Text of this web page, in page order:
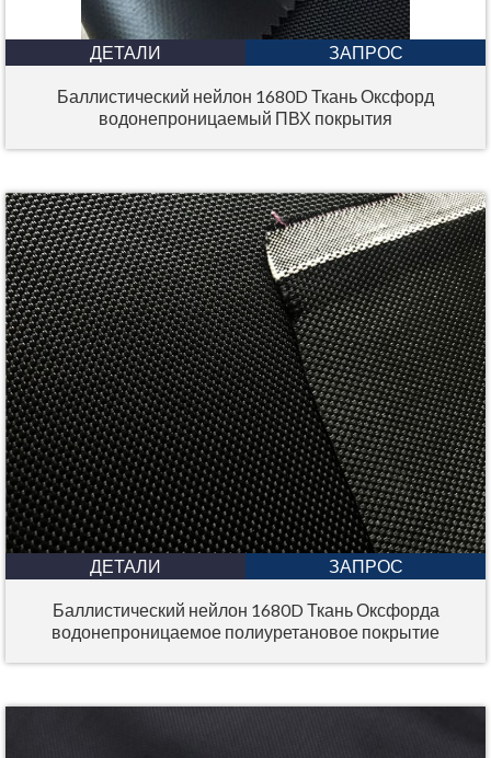
ДЕТАЛИ ЗАПРОС
Баллистический нейлон 1680D Ткань Оксфорд
водонепроницаемый ПВХ покрытия
ДЕТАЛИ ЗАПРОС
Баллистический нейлон 1680D Ткань Оксфорда
водонепроницаемое полиуретановое покрытие